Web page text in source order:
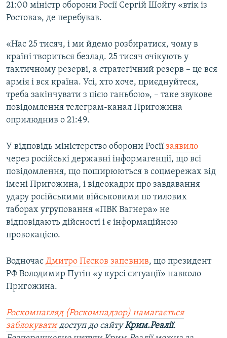
21:00 міністр оборони Росії Сергій Шойгу «втік із
Ростова», де перебував.
«Нас 25 тисяч, і ми йдемо розбиратися, чому в
країні твориться безлад. 25 тисяч очікують у
тактичному резерві, а стратегічний резерв – це вся
армія і вся країна. Усі, хто хоче, приєднуйтеся,
треба закінчувати з цією ганьбою», – таке звукове
повідомлення телеграм-канал Пригожина
оприлюднив о 21:49.
У відповідь міністерство оборони Росії заявило
через російські державні інформагенції, що всі
повідомлення, що поширюються в соцмережах від
імені Пригожина, і відеокадри про завдавання
удару російськими військовими по тилових
таборах угруповання «ПВК Вагнера» не
відповідають дійсності і є інформаційною
провокацією.
Водночас Дмитро Пєсков запевнив, що президент
РФ Володимир Путін «у курсі ситуації» навколо
Пригожина.
Роскомнагляд (Роскомнадзор) намагається
заблокуватидоступ до сайтуКрим.Реалії.